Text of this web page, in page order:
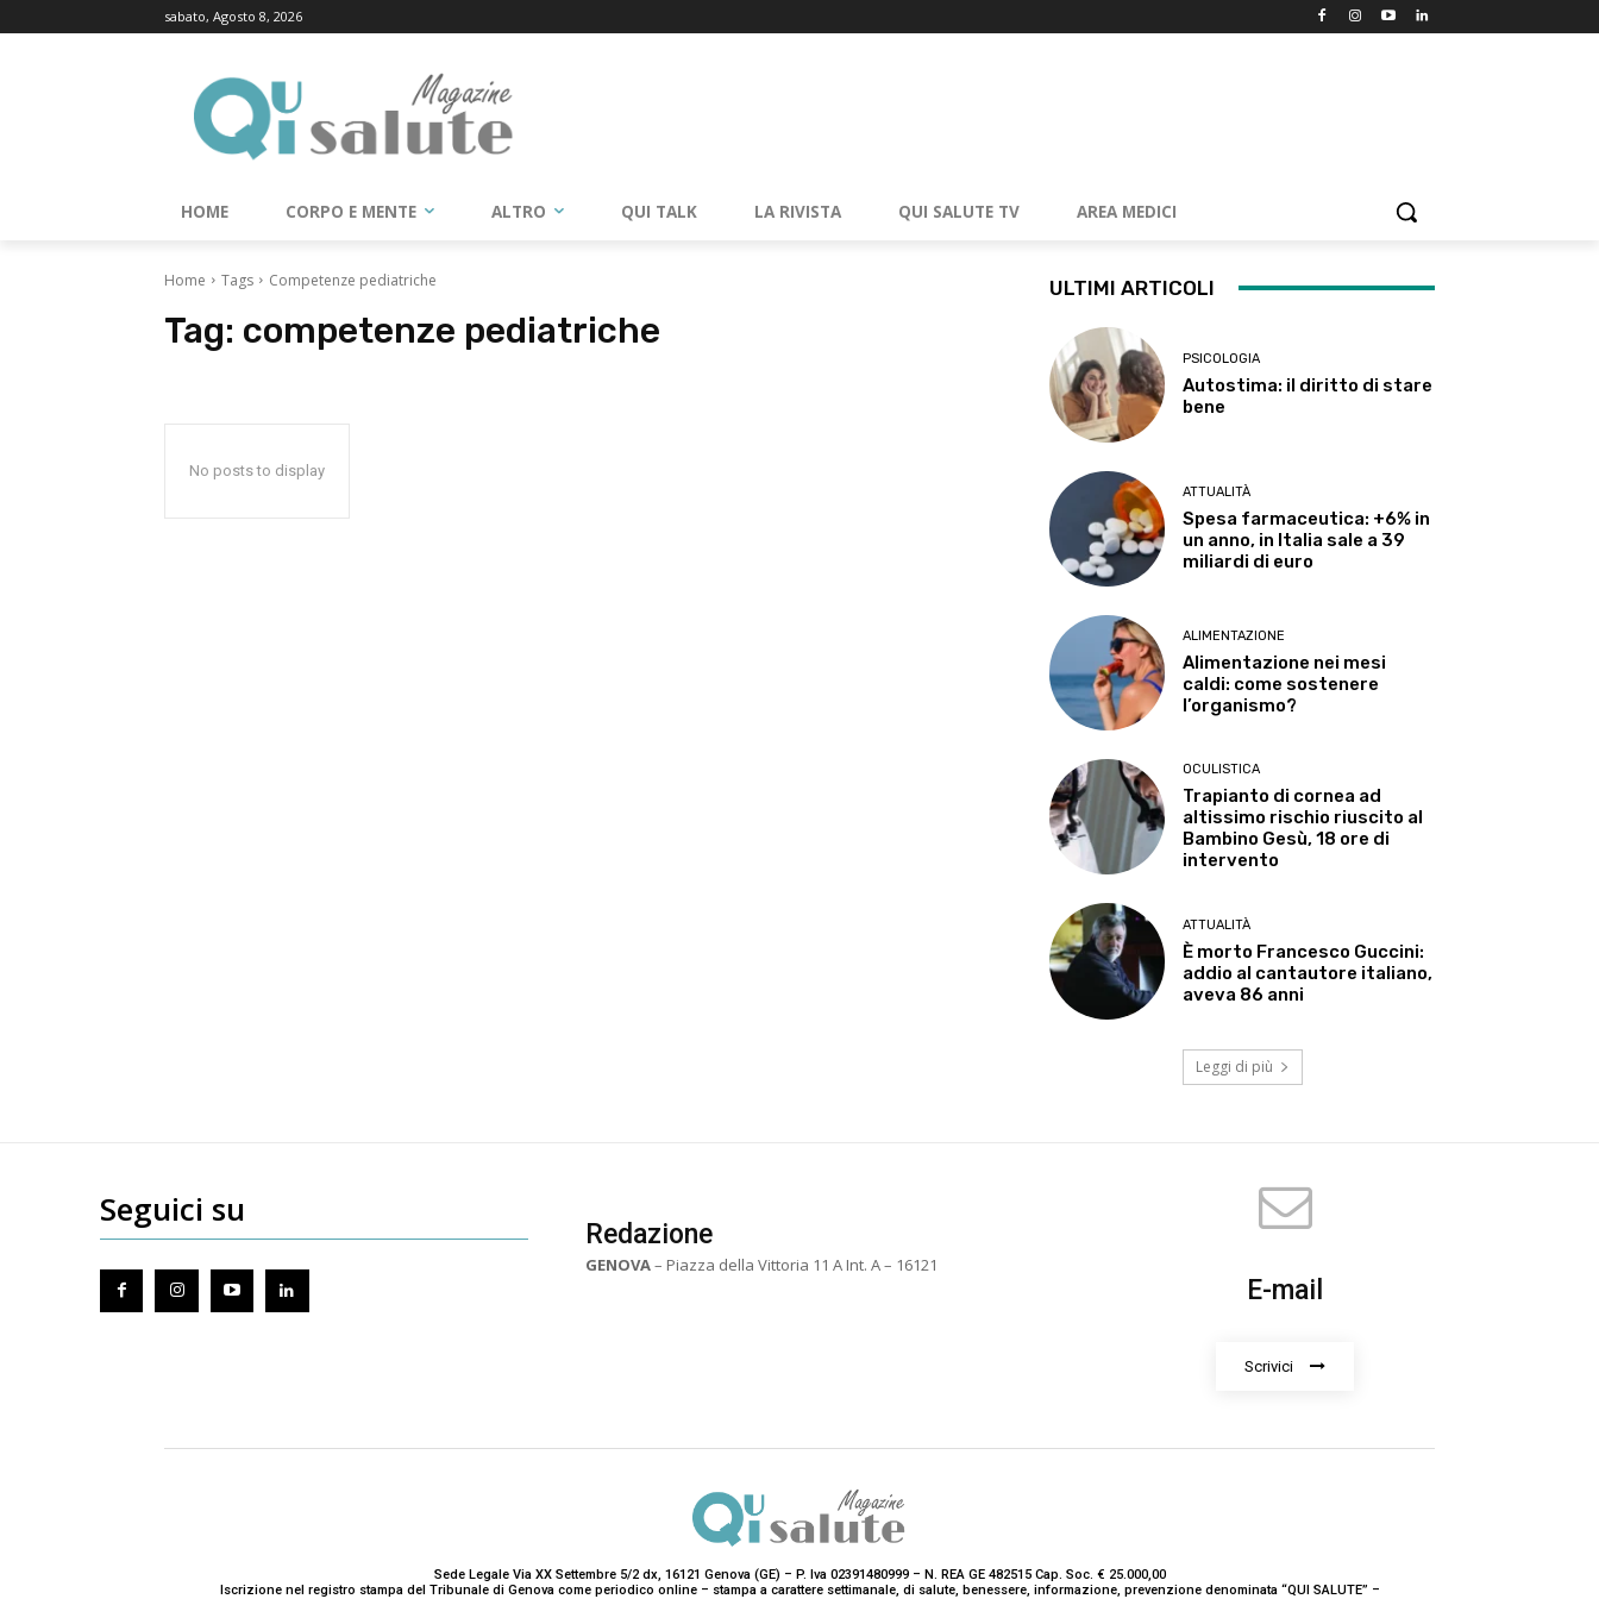
sabato, Agosto 8, 2026
HOME CORPO E MENTE ALTRO QUI TALK LA RIVISTA QUI SALUTE TV AREA MEDICI
Home Tags Competenze pediatriche
Tag: competenze pediatriche
No posts to display
ULTIMI ARTICOLI
PSICOLOGIA
Autostima: il diritto di stare
bene
ATTUALITÀ
Spesa farmaceutica: +6% in
un anno, in Italia sale a 39
miliardi di euro
ALIMENTAZIONE
Alimentazione nei mesi
caldi: come sostenere
l’organismo?
OCULISTICA
Trapianto di cornea ad
altissimo rischio riuscito al
Bambino Gesù, 18 ore di
intervento
ATTUALITÀ
È morto Francesco Guccini:
addio al cantautore italiano,
aveva 86 anni
Leggi di più
Seguici su
Redazione
GENOVA– Piazza della Vittoria 11 A Int. A – 16121
E-mail
Scrivici
Sede Legale Via XX Settembre 5/2 dx, 16121 Genova (GE) – P. Iva 02391480999 – N. REA GE 482515 Cap. Soc. € 25.000,00
Iscrizione nel registro stampa del Tribunale di Genova come periodico online – stampa a carattere settimanale, di salute, benessere, informazione, prevenzione denominata “QUI SALUTE” –